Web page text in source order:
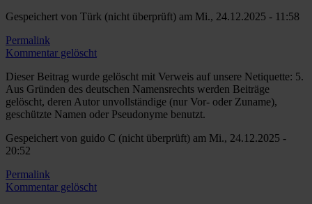
Gespeichert von Türk (nicht überprüft) am Mi., 24.12.2025 - 11:58
Permalink
Kommentar gelöscht
Dieser Beitrag wurde gelöscht mit Verweis auf unsere Netiquette: 5.
Aus Gründen des deutschen Namensrechts werden Beiträge
gelöscht, deren Autor unvollständige (nur Vor- oder Zuname),
geschützte Namen oder Pseudonyme benutzt.
Gespeichert von guido C (nicht überprüft) am Mi., 24.12.2025 -
20:52
Permalink
Kommentar gelöscht